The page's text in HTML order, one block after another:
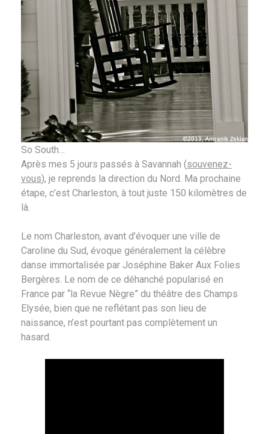
So South…
Après mes 5 jours passés à Savannah (souvenez-
vous), je reprends la direction du Nord. Ma prochaine
étape, c’est Charleston, à tout juste 150 kilomètres de
là.
Le nom Charleston, avant d’évoquer une ville de
Caroline du Sud, évoque généralement la célèbre
danse immortalisée par Joséphine Baker Aux Folies
Bergères. Le nom de ce déhanché popularisé en
France par “la Revue Nègre” du théâtre des Champs
Elysée, bien que ne reflétant pas son lieu de
naissance, n’est pourtant pas complètement un
hasard.